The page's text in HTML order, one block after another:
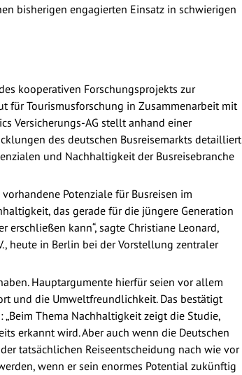
bisherigen engagierten Einsatz in schwierigen
kooperativen Forschungsprojekts zur
für Tourismusforschung in Zusammenarbeit mit
Versicherungs-AG stellt anhand einer
des deutschen Busreisemarkts detailliert
und Nachhaltigkeit der Busreisebranche
Potenziale für Busreisen im
das gerade für die jüngere Generation
kann“, sagte Christiane Leonard,
heute in Berlin bei der Vorstellung zentraler
Hauptargumente hierfür seien vor allem
und die Umweltfreundlichkeit. Das bestätigt
Thema Nachhaltigkeit zeigt die Studie,
erkannt wird. Aber auch wenn die Deutschen
tatsächlichen Reiseentscheidung nach wie vor
wenn er sein enormes Potential zukünftig